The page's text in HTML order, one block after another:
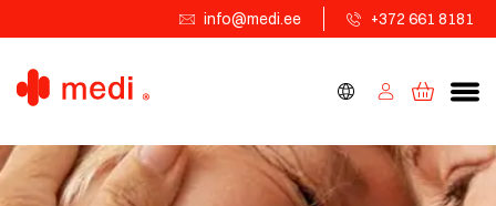
info@medi.ee +372 661 8181